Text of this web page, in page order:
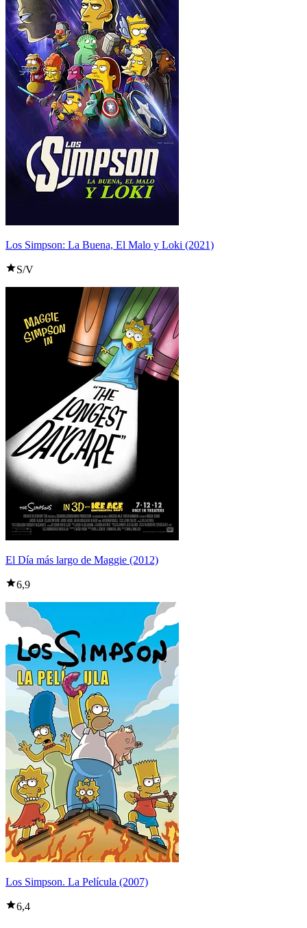
Los Simpson: La Buena, El Malo y Loki (2021)
S/V
El Día más largo de Maggie (2012)
6,9
Los Simpson. La Película (2007)
6,4